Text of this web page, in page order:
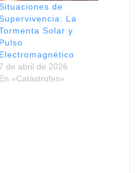
de
La
Solar y
Pulso
Electromagnético
7 de abril de 2026
En «Catástrofes»